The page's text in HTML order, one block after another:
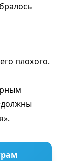
плохого.